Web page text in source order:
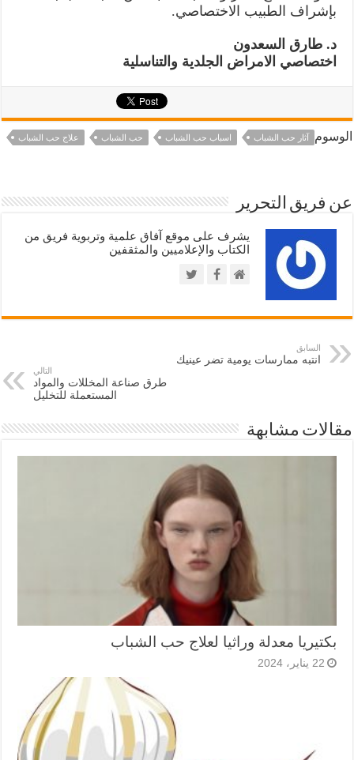
بإشراف الطبيب الاختصاصي.
د. طارق السعدون
اختصاصي الامراض الجلدية والتناسلية
الوسوم آثار حب الشباب اسباب حب الشباب حب الشباب علاج حب الشباب
عن فريق التحرير
يشرف على موقع آفاق علمية وتربوية فريق من
الكتاب والإعلاميين والمثقفين
السابق
انتبه ممارسات يومية تضر عينيك
التالي
طرق صناعة المخللات والمواد
المستعملة للتخليل
مقالات مشابهة
بكتيريا معدلة وراثيا لعلاج حب الشباب
22 يناير، 2024